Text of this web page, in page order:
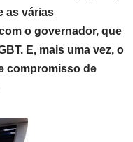
as várias
o governador, que
E, mais uma vez, o
compromisso de